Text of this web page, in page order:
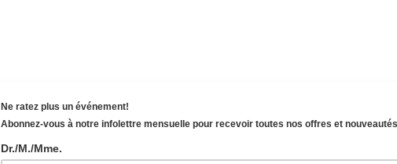
Ne ratez plus un événement!
Abonnez-vous à notre infolettre mensuelle pour recevoir toutes nos offres et
Dr./M./Mme.